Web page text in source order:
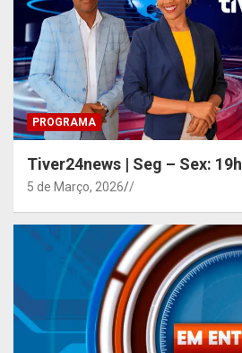
PROGRAMA
Tiver24news | Seg – Sex: 19h
5 de Março, 2026 /